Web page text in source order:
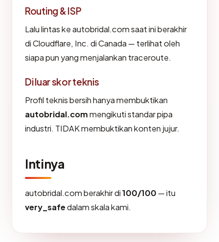
Routing & ISP
Lalu lintas ke autobridal.com saat ini berakhir
di Cloudflare, Inc. di Canada — terlihat oleh
siapa pun yang menjalankan traceroute.
Di luar skor teknis
Profil teknis bersih hanya membuktikan
autobridal.commengikuti standar pipa
industri. TIDAK membuktikan konten jujur.
Intinya
autobridal.com berakhir di100/100 — itu
very_safedalam skala kami.